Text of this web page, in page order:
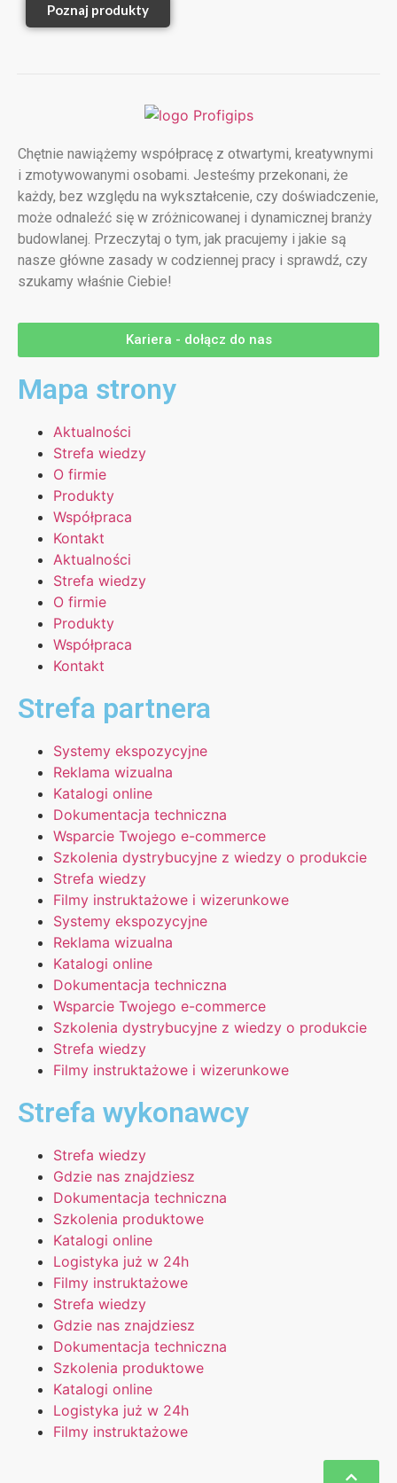
Poznaj produkty
Chętnie nawiążemy współpracę z otwartymi, kreatywnymi
i zmotywowanymi osobami. Jesteśmy przekonani, że
każdy, bez względu na wykształcenie, czy doświadczenie,
może odnaleźć się w zróżnicowanej i dynamicznej branży
budowlanej. Przeczytaj o tym, jak pracujemy i jakie są
nasze główne zasady w codziennej pracy i sprawdź, czy
szukamy właśnie Ciebie!
Kariera - dołącz do nas
Mapa strony
Aktualności
Strefa wiedzy
O firmie
Produkty
Współpraca
Kontakt
Aktualności
Strefa wiedzy
O firmie
Produkty
Współpraca
Kontakt
Strefa partnera
Systemy ekspozycyjne
Reklama wizualna
Katalogi online
Dokumentacja techniczna
Wsparcie Twojego e-commerce
Szkolenia dystrybucyjne z wiedzy o produkcie
Strefa wiedzy
Filmy instruktażowe i wizerunkowe
Systemy ekspozycyjne
Reklama wizualna
Katalogi online
Dokumentacja techniczna
Wsparcie Twojego e-commerce
Szkolenia dystrybucyjne z wiedzy o produkcie
Strefa wiedzy
Filmy instruktażowe i wizerunkowe
Strefa wykonawcy
Strefa wiedzy
Gdzie nas znajdziesz
Dokumentacja techniczna
Szkolenia produktowe
Katalogi online
Logistyka już w 24h
Filmy instruktażowe
Strefa wiedzy
Gdzie nas znajdziesz
Dokumentacja techniczna
Szkolenia produktowe
Katalogi online
Logistyka już w 24h
Filmy instruktażowe